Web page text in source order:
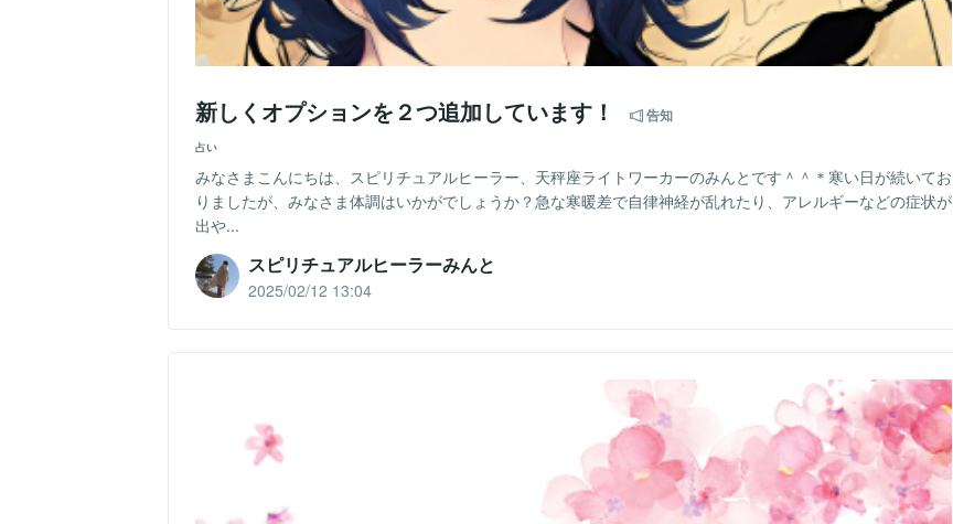
新しくオプションを２つ追加しています！ 告知
占い
みなさまこんにちは、スピリチュアルヒーラー、天秤座ライトワーカーのみんとです＾＾＊寒い日が続いてお
りましたが、みなさま体調はいかがでしょうか？急な寒暖差で自律神経が乱れたり、アレルギーなどの症状が
出や...
スピリチュアルヒーラーみんと
2025/02/12 13:04